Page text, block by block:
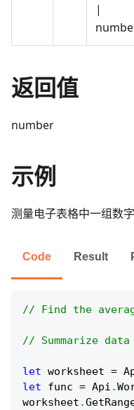
|
返回值
number
示例
测量电子表格中一组数
Code Result
// Find the
// Summarize
let worksheet =
let func = Api .
worksheet .